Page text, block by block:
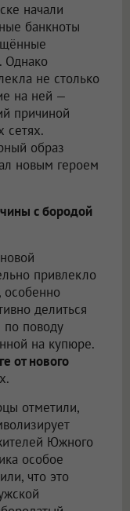
начали
банкноты
Однако
не столько
на ней —
причиной
сетях.
образ
новым героем
с бородой
привлекло
особенно
делиться
поводу
на купюре.
от нового
отметили,
Южного
особое
что это